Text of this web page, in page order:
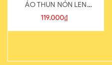
ÁO THUN NÓN LEN
821-1
119.000₫